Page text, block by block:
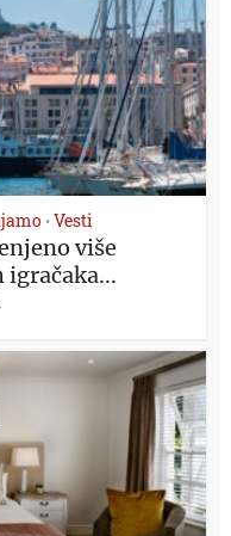
• Vesti
više
igračaka...